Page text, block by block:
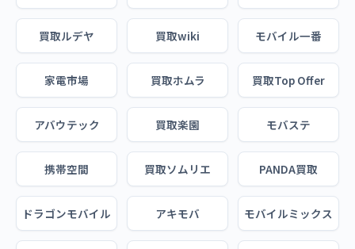
買取ルデヤ 買取wiki モバイル一番
家電市場 買取ホムラ 買取Top Offer
アバウテック 買取楽園 モバステ
携帯空間 買取ソムリエ PANDA買取
ドラゴンモバイル アキモバ モバイルミックス